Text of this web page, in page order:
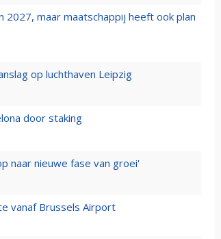
2027, maar maatschappij heeft ook plan
op luchthaven Leipzig
door staking
naar nieuwe fase van groei'
vanaf Brussels Airport